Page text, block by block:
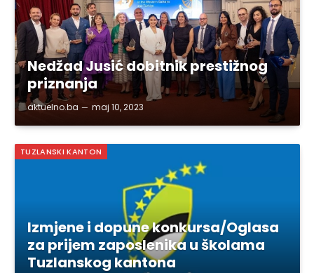
Nedžad Jusić dobitnik prestižnog
priznanja
aktuelno.ba maj 10, 2023
TUZLANSKI KANTON
Izmjene i dopune konkursa/Oglasa
za prijem zaposlenika u školama
Tuzlanskog kantona